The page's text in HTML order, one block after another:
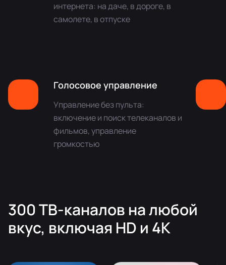
интернета: на даче, в дороге, в
самолете, в отпуске
Голосовое управление
Управление без пульта:
включение и поиск телеканалов и
фильмов, управление
громкостью
300 ТВ-каналов на любой
вкуc, включая HD и 4K